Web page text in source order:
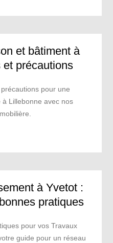
et bâtiment à
précautions
pour une
Lillebonne avec nos
à Yvetot :
pratiques
pour vos Travaux
guide pour un réseau